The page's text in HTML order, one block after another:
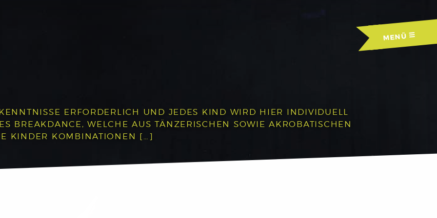
MENÜ
ERFORDERLICH UND JEDES KIND WIRD HIER INDIVIDUELL
BREAKDANCE, WELCHE AUS TÄNZERISCHEN SOWIE AKROBATISCHEN
KINDER KOMBINATIONEN […]